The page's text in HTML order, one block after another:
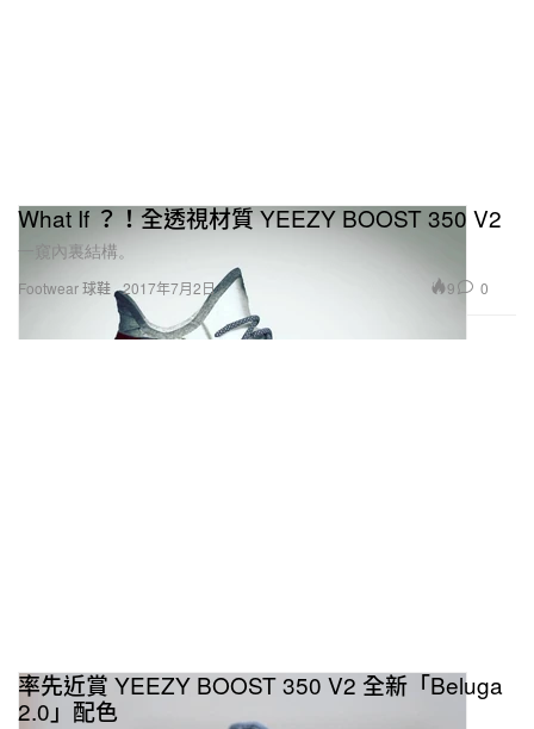
Footwear 球鞋
What If ？！全透視材質 YEEZY BOOST 350 V2
一窺內裏結構。
2017年7月2日 9 0
率先近賞 YEEZY BOOST 350 V2 全新「Beluga
2.0」配色